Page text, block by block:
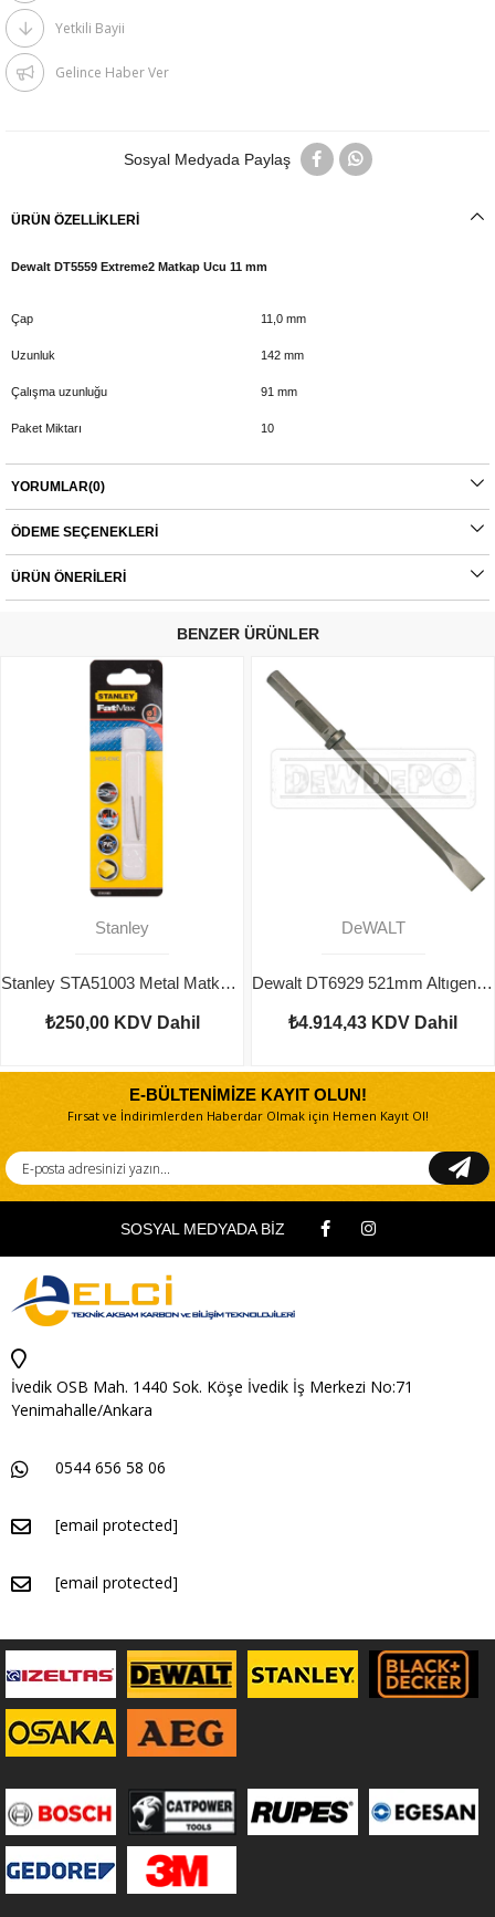
Yetkili Bayii
Gelince Haber Ver
Sosyal Medyada Paylaş
ÜRÜN ÖZELLIKLERI
Dewalt DT5559 Extreme2 Matkap Ucu 11 mm
Çap 11,0 mm
Uzunluk 142 mm
Çalışma uzunluğu 91 mm
Paket Miktarı 10
YORUMLAR(0)
ÖDEME SEÇENEKLERI
ÜRÜN ÖNERILERI
BENZER ÜRÜNLER
Stanley
Stanley STA51003 Metal Matkap Ucu 1mm (2'li Paket)
₺250,00 KDV Dahil
DeWALT
Dewalt DT6929 521mm Altıgen Kırıcı Uç (Keski)
₺4.914,43 KDV Dahil
E-BÜLTENİMİZE KAYIT OLUN!
Fırsat ve İndirimlerden Haberdar Olmak için Hemen Kayıt Ol!
SOSYAL MEDYADA BİZ
İvedik OSB Mah. 1440 Sok. Köşe İvedik İş Merkezi No:71
Yenimahalle/Ankara
0544 656 58 06
[email protected]
[email protected]